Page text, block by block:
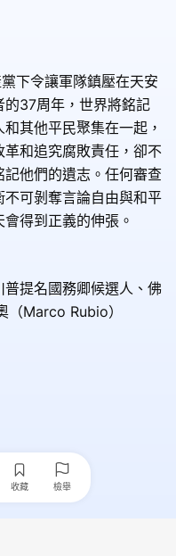
下令讓軍隊鎮壓在天安
的37周年，世界將銘記
其他平民聚集在一起，
和追究腐敗責任，卻不
他們的遺志。任何審查
可剝奪言論自由與和平
得到正義的伸張。
提名國務卿候選人、佛
（Marco Rubio）
收藏 檢舉